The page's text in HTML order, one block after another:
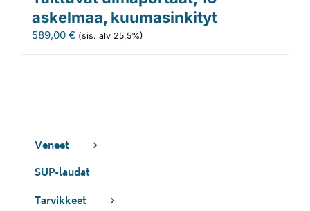
askelmaa, kuumasinkityt
589,00 € (sis. alv 25,5%)
Veneet
SUP-laudat
Tarvikkeet